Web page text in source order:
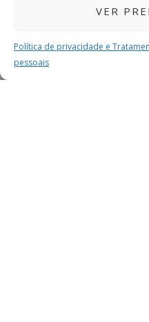
VER
Política de privacidade e
pessoais